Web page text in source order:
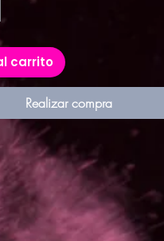
carrito
Realizar compra